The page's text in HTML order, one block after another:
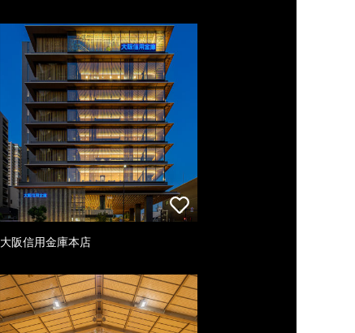
大阪信用金庫本店